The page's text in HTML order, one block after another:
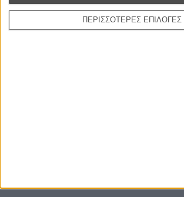
ΠΕΡΙΣΣΟΤΕΡΕΣ ΕΠΙΛΟΓΕΣ